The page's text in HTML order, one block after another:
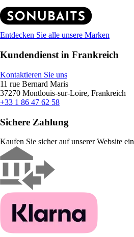
Entdecken Sie alle unsere Marken
Kundendienst in Frankreich
Kontaktieren Sie uns
11 rue Bernard Maris
37270 Montlouis-sur-Loire, Frankreich
+33 1 86 47 62 58
Sichere Zahlung
Kaufen Sie sicher auf unserer Website ein